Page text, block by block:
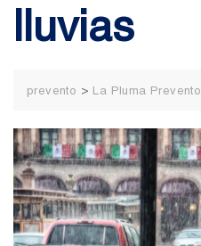
lluvias
prevento > La Pluma Prevento